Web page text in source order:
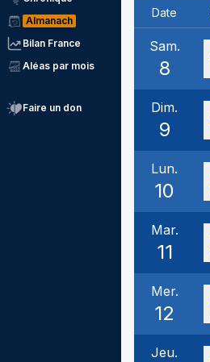
Almanach
Bilan France
Aléas par mois
Faire un don
Date
Sam.
8
Dim.
9
Lun.
10
Mar.
11
Mer.
12
Jeu.